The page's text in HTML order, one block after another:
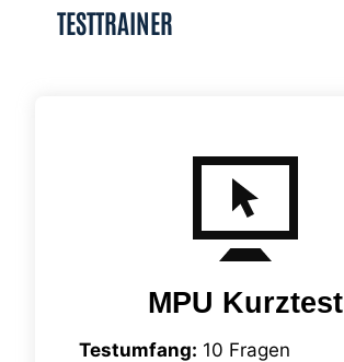
TESTTRAINER
MPU Kurztest
Testumfang: 10 Fragen